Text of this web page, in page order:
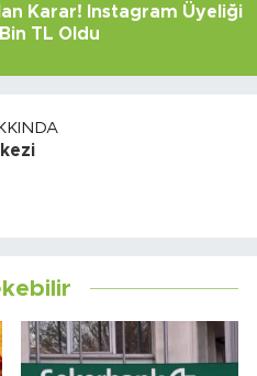
Karar! Instagram Üyeliği
TL Oldu